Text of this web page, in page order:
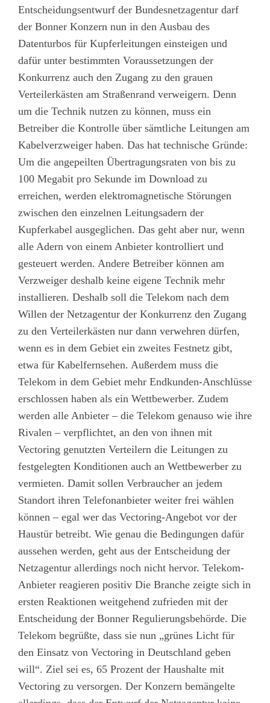
Entscheidungsentwurf der Bundesnetzagentur darf
der Bonner Konzern nun in den Ausbau des
Datenturbos für Kupferleitungen einsteigen und
dafür unter bestimmten Voraussetzungen der
Konkurrenz auch den Zugang zu den grauen
Verteilerkästen am Straßenrand verweigern. Denn
um die Technik nutzen zu können, muss ein
Betreiber die Kontrolle über sämtliche Leitungen am
Kabelverzweiger haben. Das hat technische Gründe:
Um die angepeilten Übertragungsraten von bis zu
100 Megabit pro Sekunde im Download zu
erreichen, werden elektromagnetische Störungen
zwischen den einzelnen Leitungsadern der
Kupferkabel ausgeglichen. Das geht aber nur, wenn
alle Adern von einem Anbieter kontrolliert und
gesteuert werden. Andere Betreiber können am
Verzweiger deshalb keine eigene Technik mehr
installieren. Deshalb soll die Telekom nach dem
Willen der Netzagentur der Konkurrenz den Zugang
zu den Verteilerkästen nur dann verwehren dürfen,
wenn es in dem Gebiet ein zweites Festnetz gibt,
etwa für Kabelfernsehen. Außerdem muss die
Telekom in dem Gebiet mehr Endkunden-Anschlüsse
erschlossen haben als ein Wettbewerber. Zudem
werden alle Anbieter – die Telekom genauso wie ihre
Rivalen – verpflichtet, an den von ihnen mit
Vectoring genutzten Verteilern die Leitungen zu
festgelegten Konditionen auch an Wettbewerber zu
vermieten. Damit sollen Verbraucher an jedem
Standort ihren Telefonanbieter weiter frei wählen
können – egal wer das Vectoring-Angebot vor der
Haustür betreibt. Wie genau die Bedingungen dafür
aussehen werden, geht aus der Entscheidung der
Netzagentur allerdings noch nicht hervor. Telekom-
Anbieter reagieren positiv Die Branche zeigte sich in
ersten Reaktionen weitgehend zufrieden mit der
Entscheidung der Bonner Regulierungsbehörde. Die
Telekom begrüßte, dass sie nun „grünes Licht für
den Einsatz von Vectoring in Deutschland geben
will“. Ziel sei es, 65 Prozent der Haushalte mit
Vectoring zu versorgen. Der Konzern bemängelte